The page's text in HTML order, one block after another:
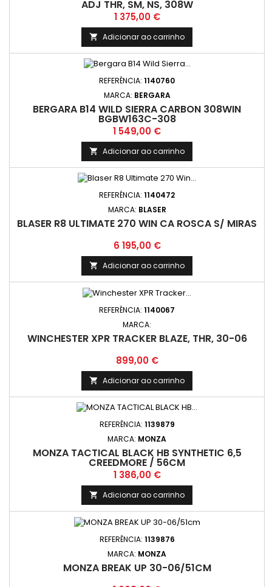
ADJ THR, SM, NS, 308W
Preço
1 375,00 €
 Adicionar ao carrinho
REFERÊNCIA: 1140760
MARCA: BERGARA
BERGARA B14 WILD SIERRA CARBON 308WIN
BGBW163C-308
Preço
1 549,00 €
 Adicionar ao carrinho
REFERÊNCIA: 1140472
MARCA: BLASER
BLASER R8 ULTIMATE 270 WIN CA ROSCA S/ MIRAS
Preço
6 195,00 €
 Adicionar ao carrinho
REFERÊNCIA: 1140067
MARCA:
WINCHESTER XPR TRACKER BLAZE, THR, 30-06
Preço
899,00 €
 Adicionar ao carrinho
REFERÊNCIA: 1139879
MARCA: MONZA
MONZA TACTICAL BLACK HB SYNTHETIC 6,5
CREEDMORE / 56CM
Preço
1 386,00 €
 Adicionar ao carrinho
REFERÊNCIA: 1139876
MARCA: MONZA
MONZA BREAK UP 30-06/51CM